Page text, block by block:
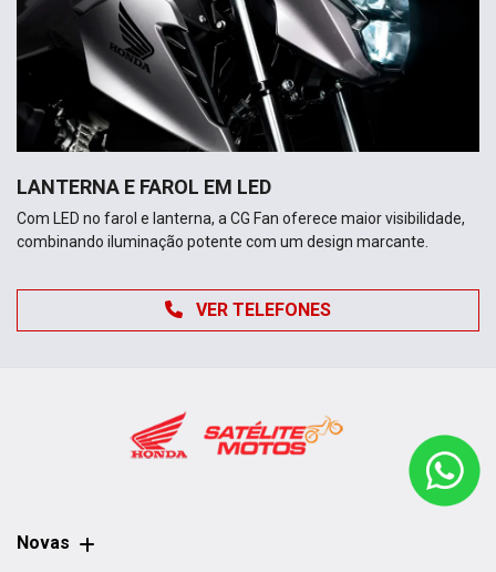
LANTERNA E FAROL EM LED
Com LED no farol e lanterna, a CG Fan oferece maior visibilidade,
combinando iluminação potente com um design marcante.
VER TELEFONES
Novas